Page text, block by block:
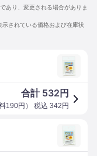
あり、変更される場合がありま
されている価格および在庫状
合計 532 円
190円 ） 税込 342 円